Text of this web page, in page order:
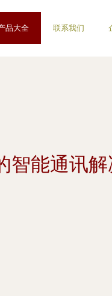
品大全 联系我们
智能通讯解